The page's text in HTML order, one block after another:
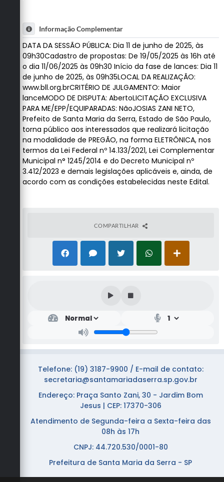
Informação Complementar
DATA DA SESSÃO PÚBLICA: Dia 11 de junho de 2025, às
09h30Cadastro de propostas: De 19/05/2025 às 16h até
o dia 11/06/2025 às 09h30 Início da fase de lances: Dia 11
de junho de 2025, às 09h35LOCAL DA REALIZAÇÃO:
www.bll.org.brCRITÉRIO DE JULGAMENTO: Maior
lanceMODO DE DISPUTA: AbertoLICITAÇÃO EXCLUSIVA
PARA ME/EPP/EQUIPARADAS: NãoJOSIAS ZANI NETO,
Prefeito de Santa Maria da Serra, Estado de São Paulo,
torna público aos interessados que realizará licitação
na modalidade de PREGÃO, na forma ELETRÔNICA, nos
termos da Lei Federal nº 14.133/2021, Lei Complementar
Municipal n° 1245/2014 e do Decreto Municipal nº
3.412/2023 e demais legislações aplicáveis e, ainda, de
acordo com as condições estabelecidas neste Edital.
COMPARTILHAR
Telefone: (19) 3187-9900 / E-mail de contato:
secretaria@santamariadaserra.sp.gov.br
Endereço: Praça Santo Zani, 30 - Jardim Bom
Jesus | CEP: 17370-306
Atendimento de Segunda-feira a Sexta-feira das
08h às 17h
CNPJ: 44.720.530/0001-80
Prefeitura de Santa Maria da Serra - SP